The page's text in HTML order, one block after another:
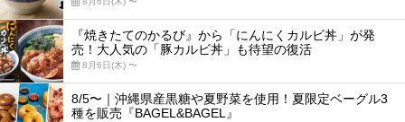
『焼きたてのかるび』から「にんにくカルビ丼」が発
売！大人気の「豚カルビ丼」も待望の復活
8月6日(木) 〜
8/5〜｜沖縄県産黒糖や夏野菜を使用！夏限定ベーグル3
種を販売『BAGEL&BAGEL』